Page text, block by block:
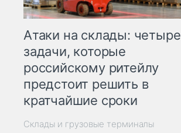
Атаки на склады: четыре
задачи, которые
российскому ритейлу
предстоит решить в
кратчайшие сроки
Склады и грузовые терминалы